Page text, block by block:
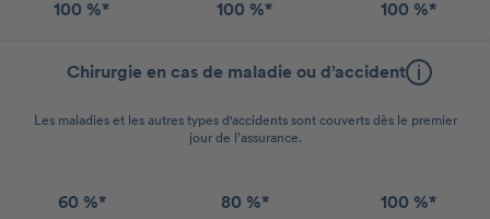
100 %* 100 %* 100 %*
Chirurgie en cas de maladie ou d’accident
Les maladies et les autres types d'accidents sont couverts dès le premier
jour de l’assurance.
60 %* 80 %* 100 %*